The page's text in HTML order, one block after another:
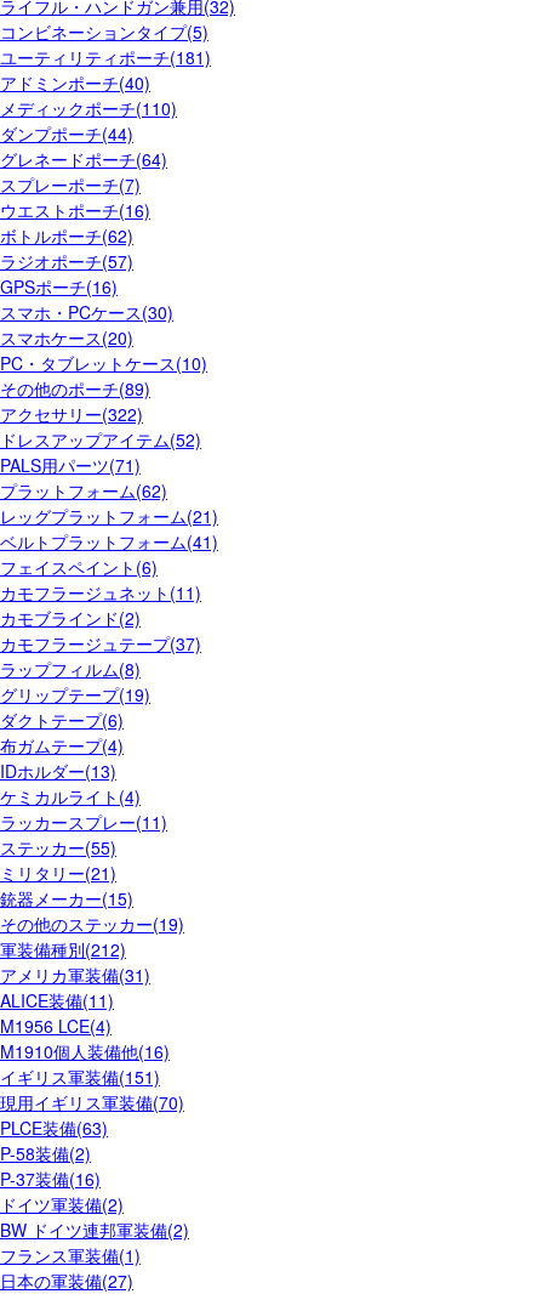
ライフル・ハンドガン兼用(32)
コンビネーションタイプ(5)
ユーティリティポーチ(181)
アドミンポーチ(40)
メディックポーチ(110)
ダンプポーチ(44)
グレネードポーチ(64)
スプレーポーチ(7)
ウエストポーチ(16)
ボトルポーチ(62)
ラジオポーチ(57)
GPSポーチ(16)
スマホ・PCケース(30)
スマホケース(20)
PC・タブレットケース(10)
その他のポーチ(89)
アクセサリー(322)
ドレスアップアイテム(52)
PALS用パーツ(71)
プラットフォーム(62)
レッグプラットフォーム(21)
ベルトプラットフォーム(41)
フェイスペイント(6)
カモフラージュネット(11)
カモブラインド(2)
カモフラージュテープ(37)
ラップフィルム(8)
グリップテープ(19)
ダクトテープ(6)
布ガムテープ(4)
IDホルダー(13)
ケミカルライト(4)
ラッカースプレー(11)
ステッカー(55)
ミリタリー(21)
銃器メーカー(15)
その他のステッカー(19)
軍装備種別(212)
アメリカ軍装備(31)
ALICE装備(11)
M1956 LCE(4)
M1910個人装備他(16)
イギリス軍装備(151)
現用イギリス軍装備(70)
PLCE装備(63)
P-58装備(2)
P-37装備(16)
ドイツ軍装備(2)
BW ドイツ連邦軍装備(2)
フランス軍装備(1)
日本の軍装備(27)